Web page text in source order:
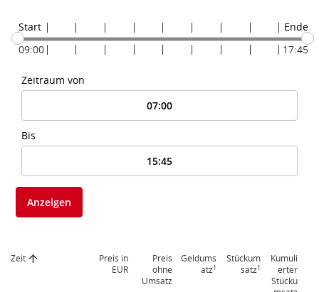
Start
09:00
Ende
17:45
Zeitraum von
Bis
Anzeigen
Zeit
Preis in
EUR
Preis
ohne
Umsatz
Geldums
atz1
Stückum
satz1
Kumuli
erter
Stücku